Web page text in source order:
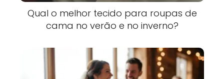
Qual o melhor tecido para roupas de
cama no verão e no inverno?